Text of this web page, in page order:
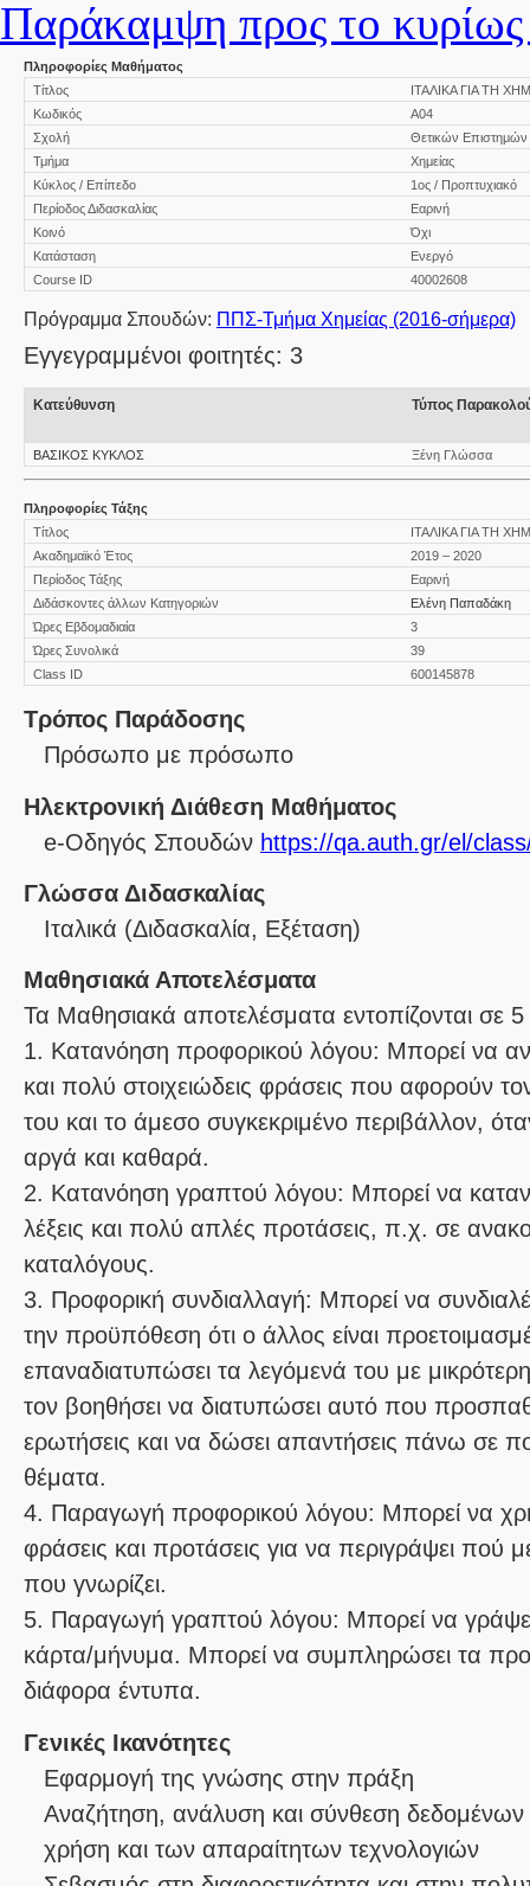
Παράκαμψη προς το κυρίως
Πληροφορίες Μαθήματος
Τίτλος
ΙΤΑΛΙΚΑ ΓΙΑ ΤΗ
Κωδικός
Α04
Σχολή
Θετικών Επιστημών
Τμήμα
Χημείας
Κύκλος / Επίπεδο
1ος / Προπτυχιακό
Περίοδος Διδασκαλίας
Εαρινή
Κοινό
Όχι
Κατάσταση
Ενεργό
Course ID
40002608
Πρόγραμμα Σπουδών: ΠΠΣ-Τμήμα Χημείας (2016-σήμερα)
Εγγεγραμμένοι φοιτητές: 3
Κατεύθυνση Τύπος
ΒΑΣΙΚΟΣ ΚΥΚΛΟΣ Ξένη Γλώσσα
Πληροφορίες Τάξης
Τίτλος
ΙΤΑΛΙΚΑ ΓΙΑ ΤΗ
Ακαδημαϊκό Έτος
2019 – 2020
Περίοδος Τάξης
Εαρινή
Διδάσκοντες άλλων Κατηγοριών
Ελένη Παπαδάκη
Ώρες Εβδομαδιαία
3
Ώρες Συνολικά
39
Class ID
600145878
Τρόπος Παράδοσης
Πρόσωπο με πρόσωπο
Ηλεκτρονική Διάθεση Μαθήματος
e-Οδηγός Σπουδών https://qa.auth.gr/el/
Γλώσσα Διδασκαλίας
Ιταλικά (Διδασκαλία, Εξέταση)
Μαθησιακά Αποτελέσματα
Τα Mαθησιακά αποτελέσματα εντοπίζονται σε 5
1. Kατανόηση προφορικού λόγου: Μπορεί να
και πολύ στοιχειώδεις φράσεις που αφορούν
του και το άμεσο συγκεκριμένο περιβάλλον,
αργά και καθαρά.
2. Κατανόηση γραπτού λόγου: Μπορεί να
λέξεις και πολύ απλές προτάσεις, π.χ. σε
καταλόγους.
3. Προφορική συνδιαλλαγή: Μπορεί να
την προϋπόθεση ότι ο άλλος είναι
επαναδιατυπώσει τα λεγόμενά του με
τον βοηθήσει να διατυπώσει αυτό που
ερωτήσεις και να δώσει απαντήσεις πάνω σε
θέματα.
4. Παραγωγή προφορικού λόγου: Μπορεί να
φράσεις και προτάσεις για να περιγράψει πού
που γνωρίζει.
5. Παραγωγή γραπτού λόγου: Μπορεί να
κάρτα/μήνυμα. Μπορεί να συμπληρώσει τα
Γενικές Ικανότητες
Εφαρμογή της γνώσης στην πράξη
Αναζήτηση, ανάλυση και σύνθεση
χρήση και των απαραίτητων τεχνολογιών